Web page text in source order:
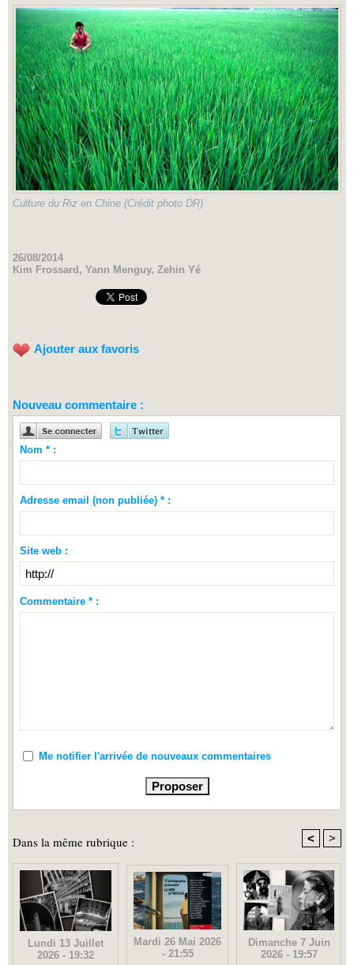
Culture du Riz en Chine (Crédit photo DR)
26/08/2014
Kim Frossard, Yann Menguy, Zehin Yé
Ajouter aux favoris
Nouveau commentaire :
Nom * :
Adresse email (non publiée) * :
Site web :
Commentaire * :
Me notifier l'arrivée de nouveaux commentaires
Dans la même rubrique : < >
Lundi 13 Juillet
2026 - 19:32
Mardi 26 Mai 2026
- 21:55
Dimanche 7 Juin
2026 - 19:57